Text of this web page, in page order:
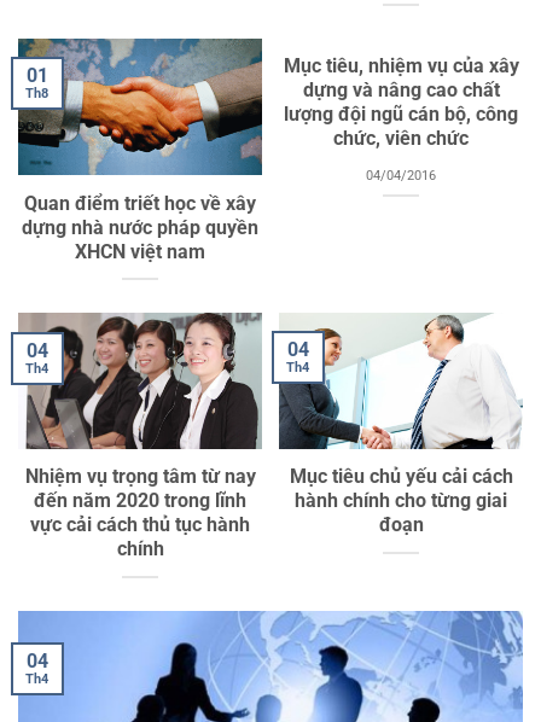
Quan điểm triết học về xây
dựng nhà nước pháp quyền
XHCN việt nam
01
Th8
Mục tiêu, nhiệm vụ của xây
dựng và nâng cao chất
lượng đội ngũ cán bộ, công
chức, viên chức
04/04/2016
Nhiệm vụ trọng tâm từ nay
đến năm 2020 trong lĩnh
vực cải cách thủ tục hành
chính
04
Th4
Mục tiêu chủ yếu cải cách
hành chính cho từng giai
đoạn
04
Th4
04
Th4